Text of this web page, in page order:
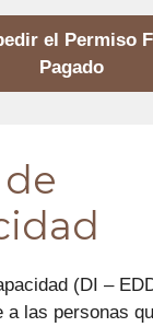
el Permiso
Pagado
(DI –
a las personas